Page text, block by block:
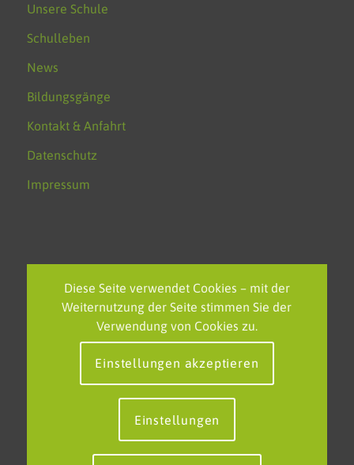
Unsere Schule
Schulleben
News
Bildungsgänge
Kontakt & Anfahrt
Datenschutz
Impressum
NEUESTE BEITRÄGE
Feierliche Verabschiedung des FOS-Polizei-Jahrgangs am
KSBK
EU-Projekttag am KSBK – Grenzenlos lernen in einem
starken Europa
Berufskolleg erweitert internationales Netzwerk
Diese Seite verwendet Cookies – mit der
Weiternutzung der Seite stimmen Sie der
Verwendung von Cookies zu.
Einstellungen akzeptieren
Einstellungen